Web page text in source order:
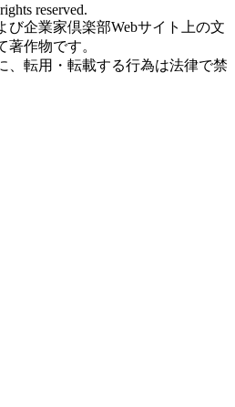
reserved.
び企業家倶楽部Webサイト上の文
作物です。
、転用・転載する行為は法律で禁